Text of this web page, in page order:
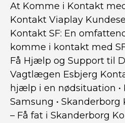
At Komme i Kontakt
Kontakt Viaplay
Kontakt SF: En
komme i kontakt med
Få Hjælp og Support til
Vagtlægen Esbjerg
hjælp i en nødsituation •
Samsung • Skanderborg
– Få fat i Skanderborg